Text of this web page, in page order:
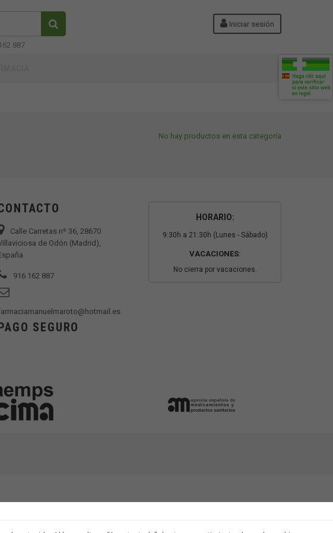
Iniciar sesión
887
No hay productos en esta categoría
Calle Carretas nº 36, 28670
de Odón (Madrid),
916 162 887
HORARIO:
9:30h a 21:30h (Lunes - Sábado)
VACACIONES:
No cierra por vacaciones.
SEGURO